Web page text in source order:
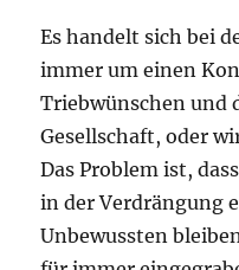
Es handelt sich bei
immer um einen
Triebwünschen und
Gesellschaft, oder
Das Problem ist,
in der Verdrängung
Unbewussten